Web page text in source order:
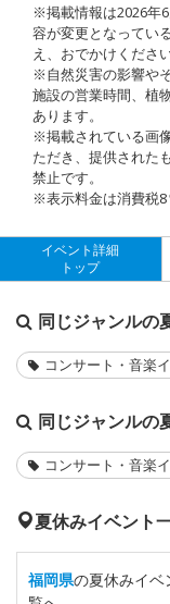
※掲載情報は2026年
容が変更となってい
え、おでかけください
※自然災害の影響や
施設の営業時間、植
あります。
※掲載されている画
ただき、提供された
禁止です。
※表示料金は消費税8
イベント詳細
トップ
同じジャンルの
コンサート・音楽
同じジャンルの
コンサート・音楽
夏休みイベント
福岡県の夏休みイベ